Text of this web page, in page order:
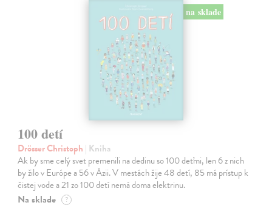
na sklade
100 detí
Drösser Christoph | Kniha
Ak by sme celý svet premenili na dedinu so 100 deťmi, len 6 z nich
by žilo v Európe a 56 v Ázii. V mestách žije 48 detí, 85 má prístup k
čistej vode a 21 zo 100 detí nemá doma elektrinu.
Na sklade ?